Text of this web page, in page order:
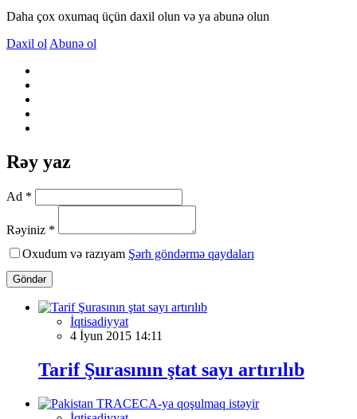
Daha çox oxumaq üçün daxil olun və ya abunə olun
Daxil ol Abunə ol
Rəy yaz
Ad *
Rəyiniz *
Oxudum və razıyam Şərh göndərmə qaydaları
Göndər
İqtisadiyyat
4 İyun 2015 14:11
Tarif Şurasının ştat sayı artırılıb